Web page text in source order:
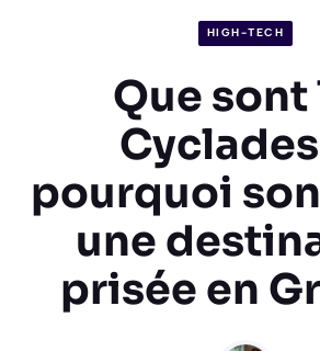
HIGH-TECH
Que sont
pourquoi
une
prisée en